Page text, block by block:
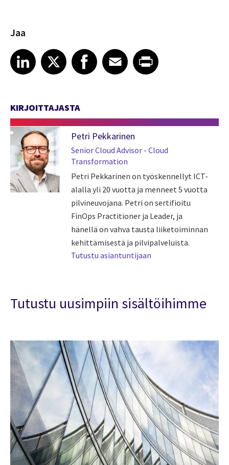
Jaa
Share article on LinkedIn
LinkedIn
Share article on XShare article on Facebook
Facebook
Share article on Email
EmailShare article on Print
KIRJOITTAJASTA
Petri Pekkarinen
Senior Cloud Advisor - Cloud
Transformation
Petri Pekkarinen on työskennellyt ICT-
alalla yli 20 vuotta ja menneet 5 vuotta
pilvineuvojana. Petri on sertifioitu
FinOps Practitioner ja Leader, ja
hänellä on vahva tausta liiketoiminnan
kehittämisestä ja pilvipalveluista.
Tutustu asiantuntijaan
Tutustu uusimpiin sisältöihimme